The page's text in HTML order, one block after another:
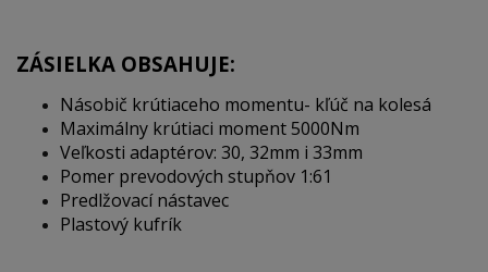
ZÁSIELKA OBSAHUJE:
Násobič krútiaceho momentu- kľúč na kolesá
Maximálny krútiaci moment 5000Nm
Veľkosti adaptérov: 30, 32mm i 33mm
Pomer prevodových stupňov 1:61
Predlžovací nástavec
Plastový kufrík